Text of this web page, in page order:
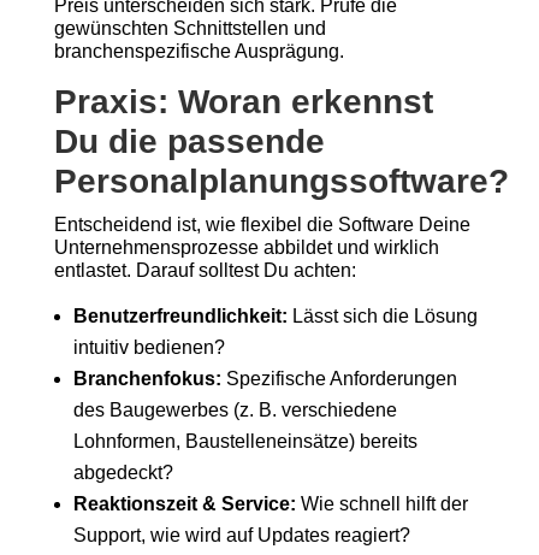
Preis unterscheiden sich stark. Prüfe die
gewünschten Schnittstellen und
branchenspezifische Ausprägung.
Praxis: Woran erkennst
Du die passende
Personalplanungssoftware?
Entscheidend ist, wie flexibel die Software Deine
Unternehmensprozesse abbildet und wirklich
entlastet. Darauf solltest Du achten:
Benutzerfreundlichkeit: Lässt sich die Lösung
intuitiv bedienen?
Branchenfokus: Spezifische Anforderungen
des Baugewerbes (z. B. verschiedene
Lohnformen, Baustelleneinsätze) bereits
abgedeckt?
Reaktionszeit & Service: Wie schnell hilft der
Support, wie wird auf Updates reagiert?